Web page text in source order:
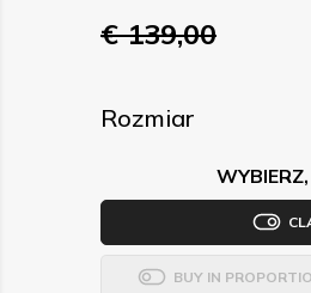
€ 139,00
Rozmiar
BUY IN